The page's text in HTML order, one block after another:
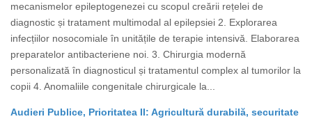
mecanismelor epileptogenezei cu scopul creării rețelei de
diagnostic și tratament multimodal al epilepsiei 2. Explorarea
infecțiilor nosocomiale în unitățile de terapie intensivă. Elaborarea
preparatelor antibacteriene noi. 3. Chirurgia modernă
personalizată în diagnosticul și tratamentul complex al tumorilor la
copii 4. Anomaliile congenitale chirurgicale la...
Audieri Publice, Prioritatea II: Agricultură durabilă, securitate